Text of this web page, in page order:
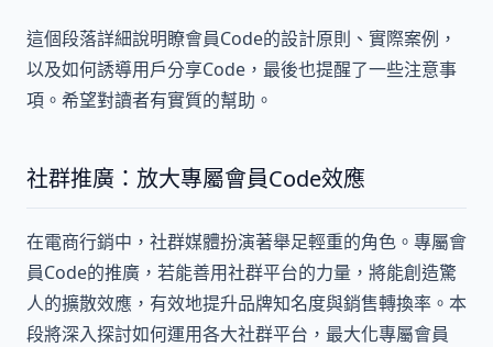
這個段落詳細說明瞭會員Code的設計原則、實際案例，
以及如何誘導用戶分享Code，最後也提醒了一些注意事
項。希望對讀者有實質的幫助。
社群推廣：放大專屬會員Code效應
在電商行銷中，社群媒體扮演著舉足輕重的角色。專屬會
員Code的推廣，若能善用社群平台的力量，將能創造驚
人的擴散效應，有效地提升品牌知名度與銷售轉換率。本
段將深入探討如何運用各大社群平台，最大化專屬會員